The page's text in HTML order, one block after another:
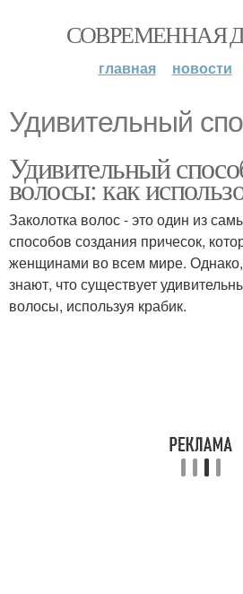
СОВРЕМЕННАЯ
главная новости
Удивительный
Удивительный
волосы: как
Заколотка волос - это один из
способов создания причесок,
женщинами во всем мире. Однако,
знают, что существует
волосы, используя крабик.